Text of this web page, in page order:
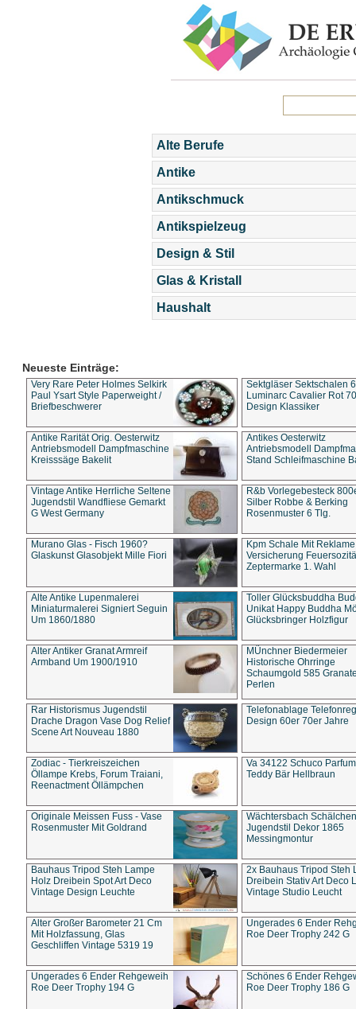
Alte Berufe
Antike
Antikschmuck
Antikspielzeug
Design & Stil
Glas & Kristall
Haushalt
Neueste Einträge:
Very Rare Peter Holmes Selkirk
Paul Ysart Style Paperweight /
Briefbeschwerer
Sektgläser Sektschalen
Luminarc Cavalier Rot
Design Klassiker
Antike Rarität Orig. Oesterwitz
Antriebsmodell Dampfmaschine
Kreisssäge Bakelit
Antikes Oesterwitz
Antriebsmodell
Stand Schleifmaschine
Vintage Antike Herrliche Seltene
Jugendstil Wandfliese Gemarkt
G West Germany
R&b Vorlegebesteck
Silber Robbe & Berking
Rosenmuster 6 Tlg.
Murano Glas - Fisch 1960?
Glaskunst Glasobjekt Mille Fiori
Kpm Schale Mit Reklame
Versicherung
Zeptermarke 1. Wahl
Alte Antike Lupenmalerei
Miniaturmalerei Signiert Seguin
Um 1860/1880
Toller Glücksbuddha
Unikat Happy Buddha
Glücksbringer Holzfigur
Alter Antiker Granat Armreif
Armband Um 1900/1910
MÜnchner Biedermeier
Historische Ohrringe
Schaumgold 585
Perlen
Rar Historismus Jugendstil
Drache Dragon Vase Dog Relief
Scene Art Nouveau 1880
Telefonablage
Design 60er 70er Jahre
Zodiac - Tierkreiszeichen
Öllampe Krebs, Forum Traiani,
Reenactment Öllämpchen
Va 34122 Schuco
Teddy Bär Hellbraun
Originale Meissen Fuss - Vase
Rosenmuster Mit Goldrand
Wächtersbach Schälchen
Jugendstil Dekor 1865
Messingmontur
Bauhaus Tripod Steh Lampe
Holz Dreibein Spot Art Deco
Vintage Design Leuchte
2x Bauhaus Tripod Steh
Dreibein Stativ Art Deco
Vintage Studio Leucht
Alter Großer Barometer 21 Cm
Mit Holzfassung, Glas
Geschliffen Vintage 5319 19
Ungerades 6 Ender
Roe Deer Trophy 242 G
Ungerades 6 Ender Rehgeweih
Roe Deer Trophy 194 G
Schönes 6 Ender
Roe Deer Trophy 186 G